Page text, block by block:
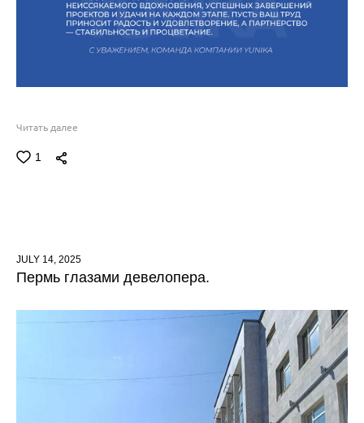
Читать далее
1
JULY 14, 2025
Пермь глазами девелопера.